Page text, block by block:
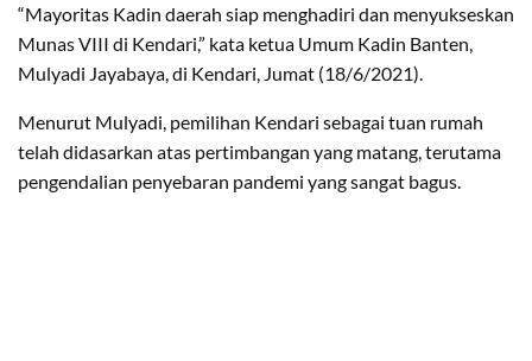
“Mayoritas Kadin daerah siap menghadiri dan menyukseskan
Munas VIII di Kendari,” kata ketua Umum Kadin Banten,
Mulyadi Jayabaya, di Kendari, Jumat (18/6/2021).
Menurut Mulyadi, pemilihan Kendari sebagai tuan rumah
telah didasarkan atas pertimbangan yang matang, terutama
pengendalian penyebaran pandemi yang sangat bagus.